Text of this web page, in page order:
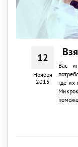
12
Ноября
2015
Вас
где их